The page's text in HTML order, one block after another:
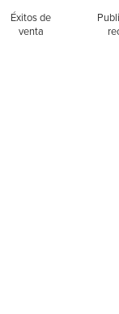
Éxitos de
venta